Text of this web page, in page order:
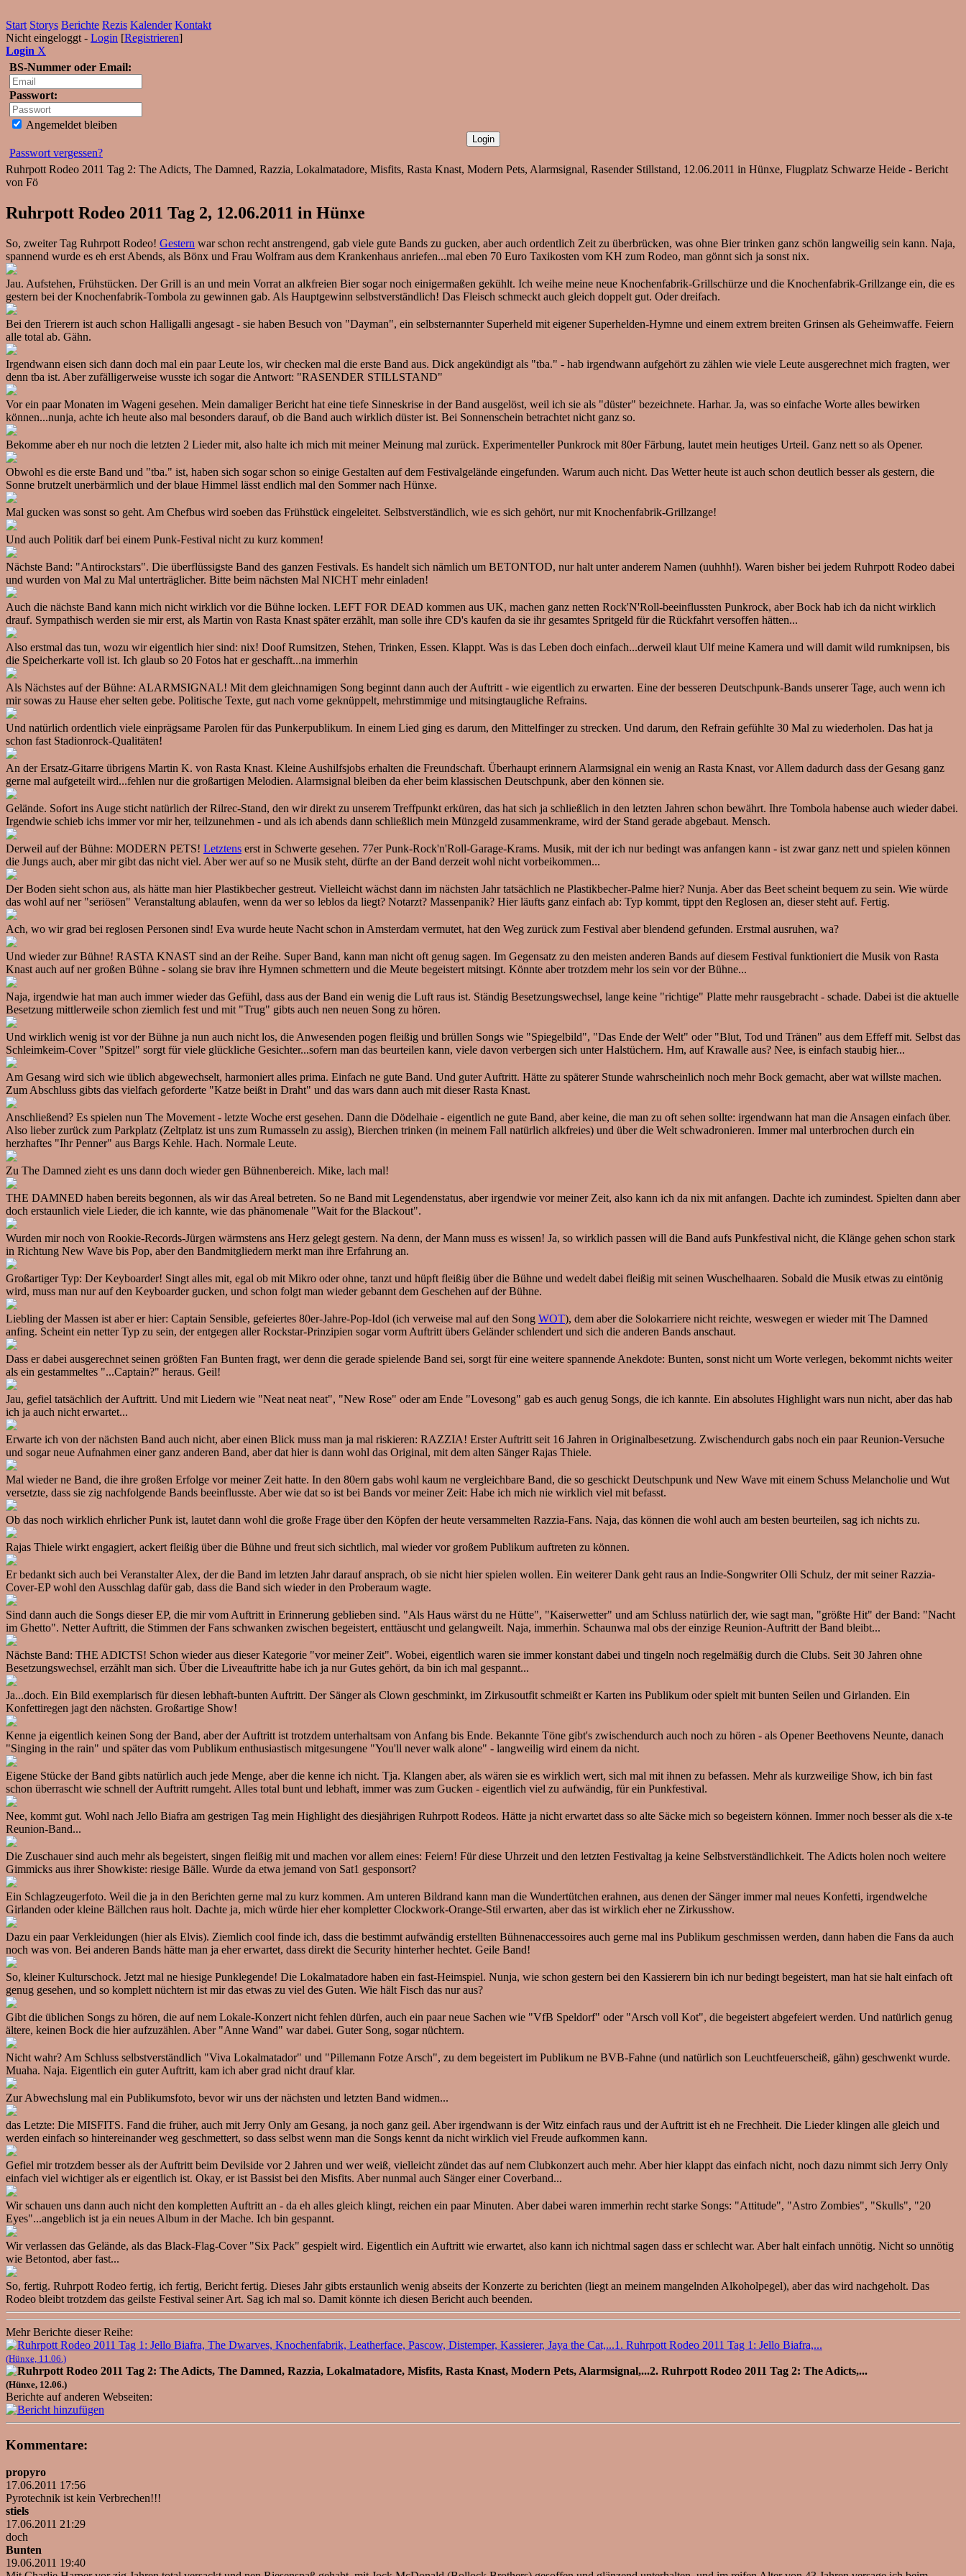
Start Storys Berichte Rezis Kalender Kontakt
Nicht eingeloggt - Login [Registrieren]
Login X
BS-Nummer oder Email:
Passwort:
Angemeldet bleiben
Passwort vergessen?
Ruhrpott Rodeo 2011 Tag 2: The Adicts, The Damned, Razzia, Lokalmatadore, Misfits, Rasta Knast, Modern Pets, Alarmsignal, Rasender Stillstand, 12.06.2011 in Hünxe, Flugplatz Schwarze Heide - Bericht
von Fö
Ruhrpott Rodeo 2011 Tag 2, 12.06.2011 in Hünxe
So, zweiter Tag Ruhrpott Rodeo! Gestern war schon recht anstrengend, gab viele gute Bands zu gucken, aber auch ordentlich Zeit zu überbrücken, was ohne Bier trinken ganz schön langweilig sein kann. Naja,
spannend wurde es eh erst Abends, als Bönx und Frau Wolfram aus dem Krankenhaus anriefen...mal eben 70 Euro Taxikosten vom KH zum Rodeo, man gönnt sich ja sonst nix.
Jau. Aufstehen, Frühstücken. Der Grill is an und mein Vorrat an alkfreien Bier sogar noch einigermaßen gekühlt. Ich weihe meine neue Knochenfabrik-Grillschürze und die Knochenfabrik-Grillzange ein, die es
gestern bei der Knochenfabrik-Tombola zu gewinnen gab. Als Hauptgewinn selbstverständlich! Das Fleisch schmeckt auch gleich doppelt gut. Oder dreifach.
Bei den Trierern ist auch schon Halligalli angesagt - sie haben Besuch von "Dayman", ein selbsternannter Superheld mit eigener Superhelden-Hymne und einem extrem breiten Grinsen als Geheimwaffe. Feiern
alle total ab. Gähn.
Irgendwann eisen sich dann doch mal ein paar Leute los, wir checken mal die erste Band aus. Dick angekündigt als "tba." - hab irgendwann aufgehört zu zählen wie viele Leute ausgerechnet mich fragten, wer
denn tba ist. Aber zufälligerweise wusste ich sogar die Antwort: "RASENDER STILLSTAND"
Vor ein paar Monaten im Wageni gesehen. Mein damaliger Bericht hat eine tiefe Sinneskrise in der Band ausgelöst, weil ich sie als "düster" bezeichnete. Harhar. Ja, was so einfache Worte alles bewirken
können...nunja, achte ich heute also mal besonders darauf, ob die Band auch wirklich düster ist. Bei Sonnenschein betrachtet nicht ganz so.
Bekomme aber eh nur noch die letzten 2 Lieder mit, also halte ich mich mit meiner Meinung mal zurück. Experimenteller Punkrock mit 80er Färbung, lautet mein heutiges Urteil. Ganz nett so als Opener.
Obwohl es die erste Band und "tba." ist, haben sich sogar schon so einige Gestalten auf dem Festivalgelände eingefunden. Warum auch nicht. Das Wetter heute ist auch schon deutlich besser als gestern, die
Sonne brutzelt unerbärmlich und der blaue Himmel lässt endlich mal den Sommer nach Hünxe.
Mal gucken was sonst so geht. Am Chefbus wird soeben das Frühstück eingeleitet. Selbstverständlich, wie es sich gehört, nur mit Knochenfabrik-Grillzange!
Und auch Politik darf bei einem Punk-Festival nicht zu kurz kommen!
Nächste Band: "Antirockstars". Die überflüssigste Band des ganzen Festivals. Es handelt sich nämlich um BETONTOD, nur halt unter anderem Namen (uuhhh!). Waren bisher bei jedem Ruhrpott Rodeo dabei
und wurden von Mal zu Mal unterträglicher. Bitte beim nächsten Mal NICHT mehr einladen!
Auch die nächste Band kann mich nicht wirklich vor die Bühne locken. LEFT FOR DEAD kommen aus UK, machen ganz netten Rock'N'Roll-beeinflussten Punkrock, aber Bock hab ich da nicht wirklich
drauf. Sympathisch werden sie mir erst, als Martin von Rasta Knast später erzählt, man solle ihre CD's kaufen da sie ihr gesamtes Spritgeld für die Rückfahrt versoffen hätten...
Also erstmal das tun, wozu wir eigentlich hier sind: nix! Doof Rumsitzen, Stehen, Trinken, Essen. Klappt. Was is das Leben doch einfach...derweil klaut Ulf meine Kamera und will damit wild rumknipsen, bis
die Speicherkarte voll ist. Ich glaub so 20 Fotos hat er geschafft...na immerhin
Als Nächstes auf der Bühne: ALARMSIGNAL! Mit dem gleichnamigen Song beginnt dann auch der Auftritt - wie eigentlich zu erwarten. Eine der besseren Deutschpunk-Bands unserer Tage, auch wenn ich
mir sowas zu Hause eher selten gebe. Politische Texte, gut nach vorne geknüppelt, mehrstimmige und mitsingtaugliche Refrains.
Und natürlich ordentlich viele einprägsame Parolen für das Punkerpublikum. In einem Lied ging es darum, den Mittelfinger zu strecken. Und darum, den Refrain gefühlte 30 Mal zu wiederholen. Das hat ja
schon fast Stadionrock-Qualitäten!
An der Ersatz-Gitarre übrigens Martin K. von Rasta Knast. Kleine Aushilfsjobs erhalten die Freundschaft. Überhaupt erinnern Alarmsignal ein wenig an Rasta Knast, vor Allem dadurch dass der Gesang ganz
gerne mal aufgeteilt wird...fehlen nur die großartigen Melodien. Alarmsignal bleiben da eher beim klassischen Deutschpunk, aber den können sie.
Gelände. Sofort ins Auge sticht natürlich der Rilrec-Stand, den wir direkt zu unserem Treffpunkt erküren, das hat sich ja schließlich in den letzten Jahren schon bewährt. Ihre Tombola habense auch wieder dabei.
Irgendwie schieb ichs immer vor mir her, teilzunehmen - und als ich abends dann schließlich mein Münzgeld zusammenkrame, wird der Stand gerade abgebaut. Mensch.
Derweil auf der Bühne: MODERN PETS! Letztens erst in Schwerte gesehen. 77er Punk-Rock'n'Roll-Garage-Krams. Musik, mit der ich nur bedingt was anfangen kann - ist zwar ganz nett und spielen können
die Jungs auch, aber mir gibt das nicht viel. Aber wer auf so ne Musik steht, dürfte an der Band derzeit wohl nicht vorbeikommen...
Der Boden sieht schon aus, als hätte man hier Plastikbecher gestreut. Vielleicht wächst dann im nächsten Jahr tatsächlich ne Plastikbecher-Palme hier? Nunja. Aber das Beet scheint bequem zu sein. Wie würde
das wohl auf ner "seriösen" Veranstaltung ablaufen, wenn da wer so leblos da liegt? Notarzt? Massenpanik? Hier läufts ganz einfach ab: Typ kommt, tippt den Reglosen an, dieser steht auf. Fertig.
Ach, wo wir grad bei reglosen Personen sind! Eva wurde heute Nacht schon in Amsterdam vermutet, hat den Weg zurück zum Festival aber blendend gefunden. Erstmal ausruhen, wa?
Und wieder zur Bühne! RASTA KNAST sind an der Reihe. Super Band, kann man nicht oft genug sagen. Im Gegensatz zu den meisten anderen Bands auf diesem Festival funktioniert die Musik von Rasta
Knast auch auf ner großen Bühne - solang sie brav ihre Hymnen schmettern und die Meute begeistert mitsingt. Könnte aber trotzdem mehr los sein vor der Bühne...
Naja, irgendwie hat man auch immer wieder das Gefühl, dass aus der Band ein wenig die Luft raus ist. Ständig Besetzungswechsel, lange keine "richtige" Platte mehr rausgebracht - schade. Dabei ist die aktuelle
Besetzung mittlerweile schon ziemlich fest und mit "Trug" gibts auch nen neuen Song zu hören.
Und wirklich wenig ist vor der Bühne ja nun auch nicht los, die Anwesenden pogen fleißig und brüllen Songs wie "Spiegelbild", "Das Ende der Welt" oder "Blut, Tod und Tränen" aus dem Effeff mit. Selbst das
Schleimkeim-Cover "Spitzel" sorgt für viele glückliche Gesichter...sofern man das beurteilen kann, viele davon verbergen sich unter Halstüchern. Hm, auf Krawalle aus? Nee, is einfach staubig hier...
Am Gesang wird sich wie üblich abgewechselt, harmoniert alles prima. Einfach ne gute Band. Und guter Auftritt. Hätte zu späterer Stunde wahrscheinlich noch mehr Bock gemacht, aber wat willste machen.
Zum Abschluss gibts das vielfach geforderte "Katze beißt in Draht" und das wars dann auch mit dieser Rasta Knast.
Anschließend? Es spielen nun The Movement - letzte Woche erst gesehen. Dann die Dödelhaie - eigentlich ne gute Band, aber keine, die man zu oft sehen sollte: irgendwann hat man die Ansagen einfach über.
Also lieber zurück zum Parkplatz (Zeltplatz ist uns zum Rumasseln zu assig), Bierchen trinken (in meinem Fall natürlich alkfreies) und über die Welt schwadronieren. Immer mal unterbrochen durch ein
herzhaftes "Ihr Penner" aus Bargs Kehle. Hach. Normale Leute.
Zu The Damned zieht es uns dann doch wieder gen Bühnenbereich. Mike, lach mal!
THE DAMNED haben bereits begonnen, als wir das Areal betreten. So ne Band mit Legendenstatus, aber irgendwie vor meiner Zeit, also kann ich da nix mit anfangen. Dachte ich zumindest. Spielten dann aber
doch erstaunlich viele Lieder, die ich kannte, wie das phänomenale "Wait for the Blackout".
Wurden mir noch von Rookie-Records-Jürgen wärmstens ans Herz gelegt gestern. Na denn, der Mann muss es wissen! Ja, so wirklich passen will die Band aufs Punkfestival nicht, die Klänge gehen schon stark
in Richtung New Wave bis Pop, aber den Bandmitgliedern merkt man ihre Erfahrung an.
Großartiger Typ: Der Keyboarder! Singt alles mit, egal ob mit Mikro oder ohne, tanzt und hüpft fleißig über die Bühne und wedelt dabei fleißig mit seinen Wuschelhaaren. Sobald die Musik etwas zu eintönig
wird, muss man nur auf den Keyboarder gucken, und schon folgt man wieder gebannt dem Geschehen auf der Bühne.
Liebling der Massen ist aber er hier: Captain Sensible, gefeiertes 80er-Jahre-Pop-Idol (ich verweise mal auf den Song WOT), dem aber die Solokarriere nicht reichte, weswegen er wieder mit The Damned
anfing. Scheint ein netter Typ zu sein, der entgegen aller Rockstar-Prinzipien sogar vorm Auftritt übers Geländer schlendert und sich die anderen Bands anschaut.
Dass er dabei ausgerechnet seinen größten Fan Bunten fragt, wer denn die gerade spielende Band sei, sorgt für eine weitere spannende Anekdote: Bunten, sonst nicht um Worte verlegen, bekommt nichts weiter
als ein gestammeltes "...Captain?" heraus. Geil!
Jau, gefiel tatsächlich der Auftritt. Und mit Liedern wie "Neat neat neat", "New Rose" oder am Ende "Lovesong" gab es auch genug Songs, die ich kannte. Ein absolutes Highlight wars nun nicht, aber das hab
ich ja auch nicht erwartet...
Erwarte ich von der nächsten Band auch nicht, aber einen Blick muss man ja mal riskieren: RAZZIA! Erster Auftritt seit 16 Jahren in Originalbesetzung. Zwischendurch gabs noch ein paar Reunion-Versuche
und sogar neue Aufnahmen einer ganz anderen Band, aber dat hier is dann wohl das Original, mit dem alten Sänger Rajas Thiele.
Mal wieder ne Band, die ihre großen Erfolge vor meiner Zeit hatte. In den 80ern gabs wohl kaum ne vergleichbare Band, die so geschickt Deutschpunk und New Wave mit einem Schuss Melancholie und Wut
versetzte, dass sie zig nachfolgende Bands beeinflusste. Aber wie dat so ist bei Bands vor meiner Zeit: Habe ich mich nie wirklich viel mit befasst.
Ob das noch wirklich ehrlicher Punk ist, lautet dann wohl die große Frage über den Köpfen der heute versammelten Razzia-Fans. Naja, das können die wohl auch am besten beurteilen, sag ich nichts zu.
Rajas Thiele wirkt engagiert, ackert fleißig über die Bühne und freut sich sichtlich, mal wieder vor großem Publikum auftreten zu können.
Er bedankt sich auch bei Veranstalter Alex, der die Band im letzten Jahr darauf ansprach, ob sie nicht hier spielen wollen. Ein weiterer Dank geht raus an Indie-Songwriter Olli Schulz, der mit seiner Razzia-
Cover-EP wohl den Ausschlag dafür gab, dass die Band sich wieder in den Proberaum wagte.
Sind dann auch die Songs dieser EP, die mir vom Auftritt in Erinnerung geblieben sind. "Als Haus wärst du ne Hütte", "Kaiserwetter" und am Schluss natürlich der, wie sagt man, "größte Hit" der Band: "Nacht
im Ghetto". Netter Auftritt, die Stimmen der Fans schwanken zwischen begeistert, enttäuscht und gelangweilt. Naja, immerhin. Schaunwa mal obs der einzige Reunion-Auftritt der Band bleibt...
Nächste Band: THE ADICTS! Schon wieder aus dieser Kategorie "vor meiner Zeit". Wobei, eigentlich waren sie immer konstant dabei und tingeln noch regelmäßig durch die Clubs. Seit 30 Jahren ohne
Besetzungswechsel, erzählt man sich. Über die Liveauftritte habe ich ja nur Gutes gehört, da bin ich mal gespannt...
Ja...doch. Ein Bild exemplarisch für diesen lebhaft-bunten Auftritt. Der Sänger als Clown geschminkt, im Zirkusoutfit schmeißt er Karten ins Publikum oder spielt mit bunten Seilen und Girlanden. Ein
Konfettiregen jagt den nächsten. Großartige Show!
Kenne ja eigentlich keinen Song der Band, aber der Auftritt ist trotzdem unterhaltsam von Anfang bis Ende. Bekannte Töne gibt's zwischendurch auch noch zu hören - als Opener Beethovens Neunte, danach
"Singing in the rain" und später das vom Publikum enthusiastisch mitgesungene "You'll never walk alone" - langweilig wird einem da nicht.
Eigene Stücke der Band gibts natürlich auch jede Menge, aber die kenne ich nicht. Tja. Klangen aber, als wären sie es wirklich wert, sich mal mit ihnen zu befassen. Mehr als kurzweilige Show, ich bin fast
schon überrascht wie schnell der Auftritt rumgeht. Alles total bunt und lebhaft, immer was zum Gucken - eigentlich viel zu aufwändig, für ein Punkfestival.
Nee, kommt gut. Wohl nach Jello Biafra am gestrigen Tag mein Highlight des diesjährigen Ruhrpott Rodeos. Hätte ja nicht erwartet dass so alte Säcke mich so begeistern können. Immer noch besser als die x-te
Reunion-Band...
Die Zuschauer sind auch mehr als begeistert, singen fleißig mit und machen vor allem eines: Feiern! Für diese Uhrzeit und den letzten Festivaltag ja keine Selbstverständlichkeit. The Adicts holen noch weitere
Gimmicks aus ihrer Showkiste: riesige Bälle. Wurde da etwa jemand von Sat1 gesponsort?
Ein Schlagzeugerfoto. Weil die ja in den Berichten gerne mal zu kurz kommen. Am unteren Bildrand kann man die Wundertütchen erahnen, aus denen der Sänger immer mal neues Konfetti, irgendwelche
Girlanden oder kleine Bällchen raus holt. Dachte ja, mich würde hier eher kompletter Clockwork-Orange-Stil erwarten, aber das ist wirklich eher ne Zirkusshow.
Dazu ein paar Verkleidungen (hier als Elvis). Ziemlich cool finde ich, dass die bestimmt aufwändig erstellten Bühnenaccessoires auch gerne mal ins Publikum geschmissen werden, dann haben die Fans da auch
noch was von. Bei anderen Bands hätte man ja eher erwartet, dass direkt die Security hinterher hechtet. Geile Band!
So, kleiner Kulturschock. Jetzt mal ne hiesige Punklegende! Die Lokalmatadore haben ein fast-Heimspiel. Nunja, wie schon gestern bei den Kassierern bin ich nur bedingt begeistert, man hat sie halt einfach oft
genug gesehen, und so komplett nüchtern ist mir das etwas zu viel des Guten. Wie hält Fisch das nur aus?
Gibt die üblichen Songs zu hören, die auf nem Lokale-Konzert nicht fehlen dürfen, auch ein paar neue Sachen wie "VfB Speldorf" oder "Arsch voll Kot", die begeistert abgefeiert werden. Und natürlich genug
ältere, keinen Bock die hier aufzuzählen. Aber "Anne Wand" war dabei. Guter Song, sogar nüchtern.
Nicht wahr? Am Schluss selbstverständlich "Viva Lokalmatador" und "Pillemann Fotze Arsch", zu dem begeistert im Publikum ne BVB-Fahne (und natürlich son Leuchtfeuerscheiß, gähn) geschwenkt wurde.
Muaha. Naja. Eigentlich ein guter Auftritt, kam ich aber grad nicht drauf klar.
Zur Abwechslung mal ein Publikumsfoto, bevor wir uns der nächsten und letzten Band widmen...
das Letzte: Die MISFITS. Fand die früher, auch mit Jerry Only am Gesang, ja noch ganz geil. Aber irgendwann is der Witz einfach raus und der Auftritt ist eh ne Frechheit. Die Lieder klingen alle gleich und
werden einfach so hintereinander weg geschmettert, so dass selbst wenn man die Songs kennt da nicht wirklich viel Freude aufkommen kann.
Gefiel mir trotzdem besser als der Auftritt beim Devilside vor 2 Jahren und wer weiß, vielleicht zündet das auf nem Clubkonzert auch mehr. Aber hier klappt das einfach nicht, noch dazu nimmt sich Jerry Only
einfach viel wichtiger als er eigentlich ist. Okay, er ist Bassist bei den Misfits. Aber nunmal auch Sänger einer Coverband...
Wir schauen uns dann auch nicht den kompletten Auftritt an - da eh alles gleich klingt, reichen ein paar Minuten. Aber dabei waren immerhin recht starke Songs: "Attitude", "Astro Zombies", "Skulls", "20
Eyes"...angeblich ist ja ein neues Album in der Mache. Ich bin gespannt.
Wir verlassen das Gelände, als das Black-Flag-Cover "Six Pack" gespielt wird. Eigentlich ein Auftritt wie erwartet, also kann ich nichtmal sagen dass er schlecht war. Aber halt einfach unnötig. Nicht so unnötig
wie Betontod, aber fast...
So, fertig. Ruhrpott Rodeo fertig, ich fertig, Bericht fertig. Dieses Jahr gibts erstaunlich wenig abseits der Konzerte zu berichten (liegt an meinem mangelnden Alkoholpegel), aber das wird nachgeholt. Das
Rodeo bleibt trotzdem das geilste Festival seiner Art. Sag ich mal so. Damit könnte ich diesen Bericht auch beenden.
Mehr Berichte dieser Reihe:
1. Ruhrpott Rodeo 2011 Tag 1: Jello Biafra,...
(Hünxe, 11.06.)
2. Ruhrpott Rodeo 2011 Tag 2: The Adicts,...
(Hünxe, 12.06.)
Berichte auf anderen Webseiten:
Kommentare:
propyro
17.06.2011 17:56
Pyrotechnik ist kein Verbrechen!!!
stiels
17.06.2011 21:29
doch
Bunten
19.06.2011 19:40